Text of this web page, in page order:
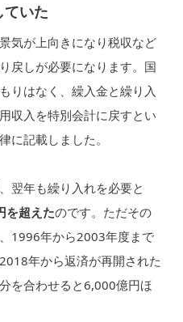
ていた
気が上向きになり税収など
戻しが必要になります。国
りはなく、繰入金と繰り入
収入を特別会計に戻すとい
に記載しました。
翌年も繰り入れを必要と
を超えたのです。ただその
1996年から2003年度まで
年から返済が再開された
を合わせると6,000億円ほ